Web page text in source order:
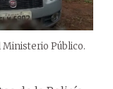
Público.